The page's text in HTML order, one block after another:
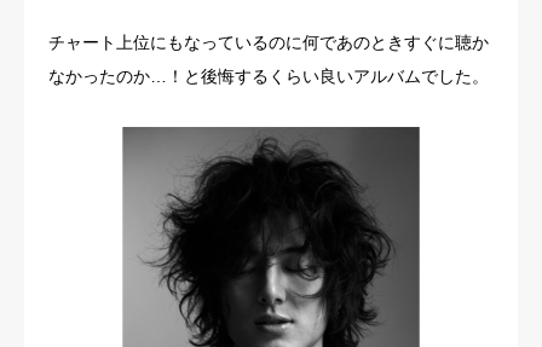
チャート上位にもなっているのに何であのときすぐに聴か
なかったのか…！と後悔するくらい良いアルバムでした。